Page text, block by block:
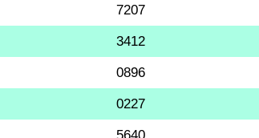
7207
3412
0896
0227